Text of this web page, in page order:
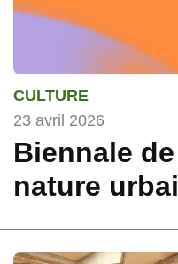
CULTURE
23 avril 2026
Biennale
nature